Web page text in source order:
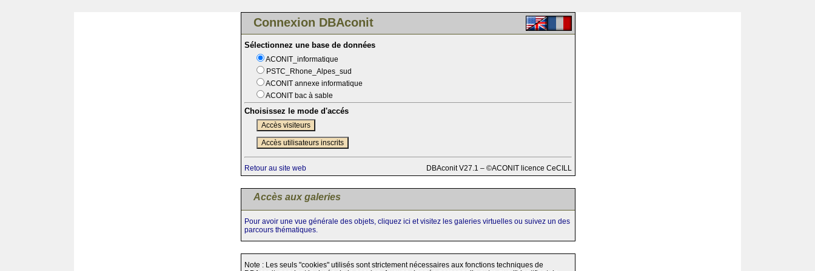
Connexion DBAconit
Sélectionnez une base de données
ACONIT_informatique
PSTC_Rhone_Alpes_sud
ACONIT annexe informatique
ACONIT bac à sable
Choisissez le mode d'accés
Accès visiteurs
Accès utilisateurs inscrits
Retour au site web DBAconit V27.1 – ©ACONIT licence CeCILL
Accès aux galeries
Pour avoir une vue générale des objets, cliquez ici et visitez les galeries virtuelles ou suivez un des
parcours thématiques.
Note : Les seuls "cookies" utilisés sont strictement nécessaires aux fonctions techniques de